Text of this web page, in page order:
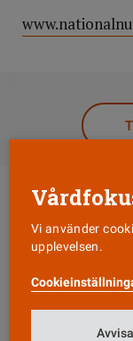
Vi använder
upplevelsen.
Avvisa